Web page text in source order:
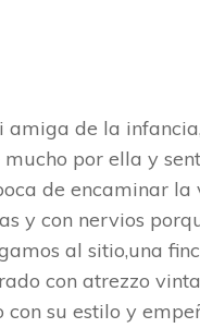
de la
por ella y
de encaminar
y con nervios
al sitio,una
con atrezzo
su estilo y